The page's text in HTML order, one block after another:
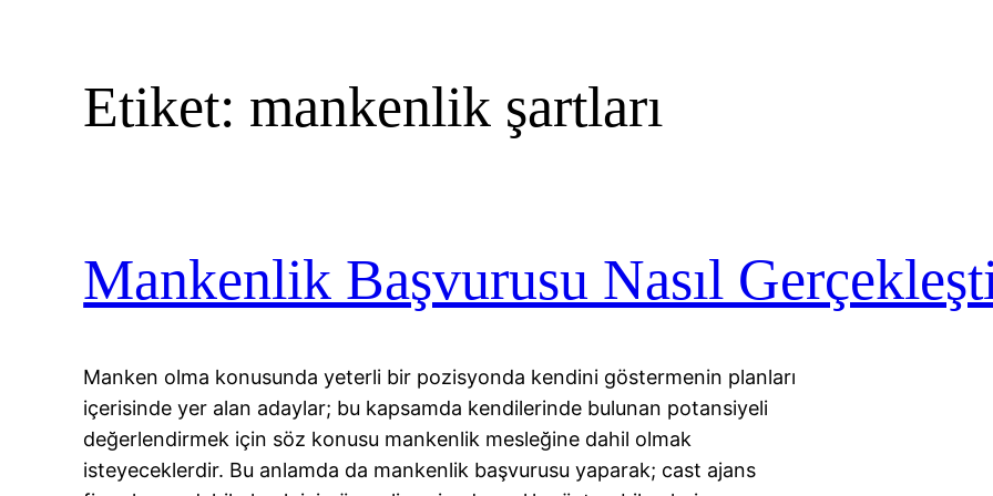
Etiket: mankenlik şartları
Mankenlik Başvurusu Nasıl
Manken olma konusunda yeterli bir pozisyonda kendini göstermenin planları
içerisinde yer alan adaylar; bu kapsamda kendilerinde bulunan potansiyeli
değerlendirmek için söz konusu mankenlik mesleğine dahil olmak
isteyeceklerdir. Bu anlamda da mankenlik başvurusu yaparak; cast ajans